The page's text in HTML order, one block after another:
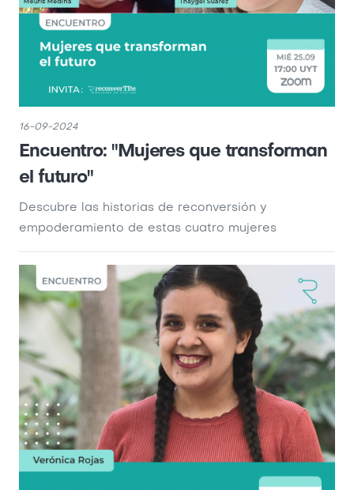
16-09-2024
Encuentro: "Mujeres que transforman
el futuro"
Descubre las historias de reconversión y
empoderamiento de estas cuatro mujeres